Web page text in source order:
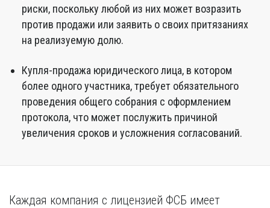
риски, поскольку любой из них может возразить
против продажи или заявить о своих притязаниях
на реализуемую долю.
Купля-продажа юридического лица, в котором
более одного участника, требует обязательного
проведения общего собрания с оформлением
протокола, что может послужить причиной
увеличения сроков и усложнения согласований.
Каждая компания с лицензией ФСБ имеет